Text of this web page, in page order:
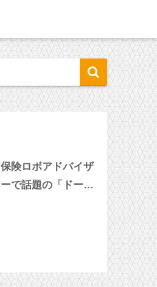
保険ロボアドバイザ
ーで話題の「ドーナ